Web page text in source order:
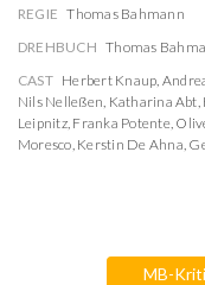
REGIE Thomas Bahmann
DREHBUCH Thomas
CAST Herbert Knaup,
Nils Nelleßen, Katharina Abt,
Leipnitz, Franka Potente,
Moresco, Kerstin De Ahna,
MB-